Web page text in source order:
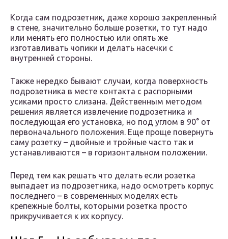
Когда сам подрозетник, даже хорошо закрепленный
в стене, значительно больше розетки, то тут надо
или менять его полностью или опять же
изготавливать чопики и делать насечки с
внутренней стороны.
Также нередко бывают случаи, когда поверхность
подрозетника в месте контакта с распорными
усиками просто слизана. Действенным методом
решения является извлечение подрозетника и
последующая его установка, но под углом в 90° от
первоначального положения. Еще проще повернуть
саму розетку – двойные и тройные часто так и
устанавливаются – в горизонтальном положении.
Перед тем как решать что делать если розетка
выпадает из подрозетника, надо осмотреть корпус
последнего – в современных моделях есть
крепежные болты, которыми розетка просто
прикручивается к их корпусу.